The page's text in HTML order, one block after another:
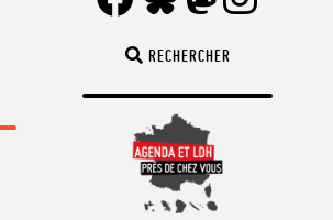
RECHERCHER